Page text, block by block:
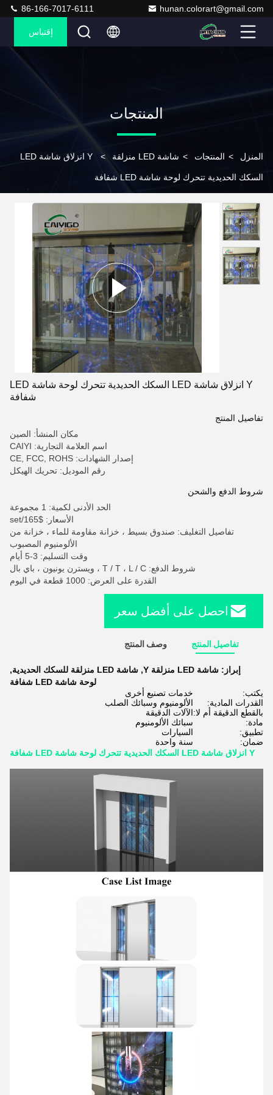
hunan.colorart@gmail.com
86-166-7017-6111
إقتباس
المنتجات
المنزل > المنتجات > شاشة LED منزلقة > Y انزلاق شاشة LED
السكك الحديدية تتحرك لوحة شاشة LED شفافة
Y انزلاق شاشة LED السكك الحديدية تتحرك لوحة شاشة LED
شفافة
تفاصيل المنتج
مكان المنشأ: الصين
اسم العلامة التجارية: CAIYI
إصدار الشهادات: CE, FCC, ROHS
رقم الموديل: تحريك الهيكل
شروط الدفع والشحن
الحد الأدنى لكمية: 1 مجموعة
الأسعار: $165/set
تفاصيل التغليف: صندوق بسيط ، خزانة مقاومة للماء ، خزانة من
الألومنيوم المصبوب
وقت التسليم: 3-5 أيام
شروط الدفع: T / T ، L / C ، ويسترن يونيون ، باي بال
القدرة على العرض: 1000 قطعة في اليوم
احصل على أفضل سعر
تفاصيل المنتج وصف المنتج
إبراز: شاشة LED منزلقة Y , شاشة LED منزلقة للسكك الحديدية
,
لوحة شاشة LED شفافة
يكتب:
خدمات تصنيع أخرى
القدرات المادية:
الألومنيوم وسبائك الصلب
بالقطع الدقيقة أم لا:الآلات الدقيقة
مادة:
سبائك الألومنيوم
تطبيق:
السيارات
ضمان:
سنة واحدة
Y انزلاق شاشة LED السكك الحديدية تتحرك لوحة شاشة LED شفافة